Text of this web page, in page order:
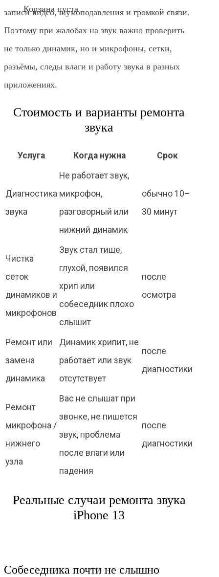
Корзина пуста
записи видео, шумоподавления и громкой связи.
Поэтому при жалобах на звук важно проверить
не только динамик, но и микрофоны, сетки,
разъёмы, следы влаги и работу звука в разных
приложениях.
Стоимость и варианты ремонта
звука
Услуга Когда нужна Срок
Диагностика
звука
Не работает звук,
микрофон,
разговорный или
нижний динамик
обычно 10–
30 минут
Чистка
сеток
динамиков и
микрофонов
Звук стал тише,
глухой, появился
хрип или
собеседник плохо
слышит
после
осмотра
Ремонт или
замена
динамика
Динамик хрипит, не
работает или звук
отсутствует
после
диагностики
Ремонт
микрофона /
нижнего
узла
Вас не слышат при
звонке, не пишется
звук, проблема
после влаги или
падения
после
диагностики
Реальные случаи ремонта звука
iPhone 13
Собеседника почти не слышно